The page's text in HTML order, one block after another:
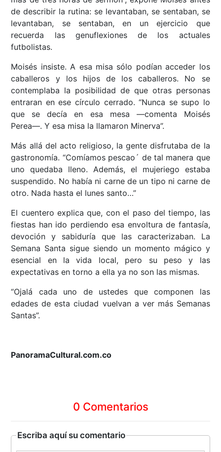
de describir la rutina: se levantaban, se sentaban, se
levantaban, se sentaban, en un ejercicio que
recuerda las genuflexiones de los actuales
futbolistas.
Moisés insiste. A esa misa sólo podían acceder los
caballeros y los hijos de los caballeros. No se
contemplaba la posibilidad de que otras personas
entraran en ese círculo cerrado. “Nunca se supo lo
que se decía en esa mesa ––comenta Moisés
Perea––. Y esa misa la llamaron Minerva”.
Más allá del acto religioso, la gente disfrutaba de la
gastronomía. “Comíamos pescao´ de tal manera que
uno quedaba lleno. Además, el mujeriego estaba
suspendido. No había ni carne de un tipo ni carne de
otro. Nada hasta el lunes santo…”
El cuentero explica que, con el paso del tiempo, las
fiestas han ido perdiendo esa envoltura de fantasía,
devoción y sabiduría que las caracterizaban. La
Semana Santa sigue siendo un momento mágico y
esencial en la vida local, pero su peso y las
expectativas en torno a ella ya no son las mismas.
“Ojalá cada uno de ustedes que componen las
edades de esta ciudad vuelvan a ver más Semanas
Santas”.
PanoramaCultural.com.co
0 Comentarios
Escriba aquí su comentario